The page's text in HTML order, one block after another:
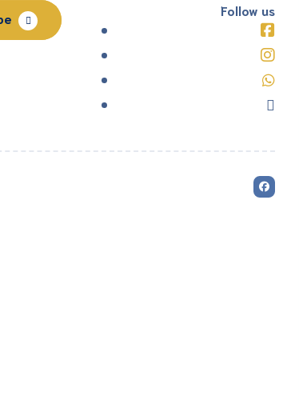
Follow us